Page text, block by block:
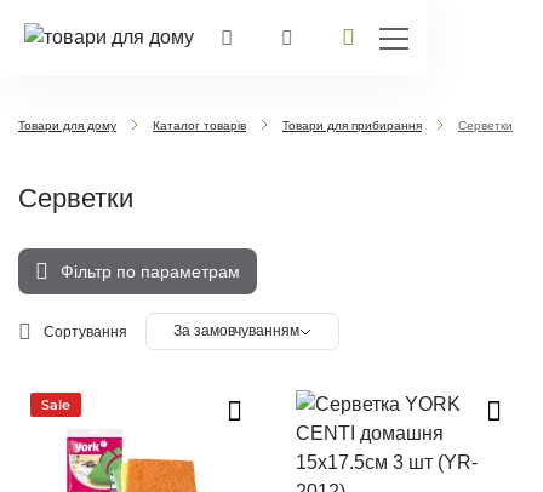
Товари для дому Каталог товарів Товари для прибирання Серветки
Серветки
Фільтр по параметрам
Сортування За замовчуванням
Sale